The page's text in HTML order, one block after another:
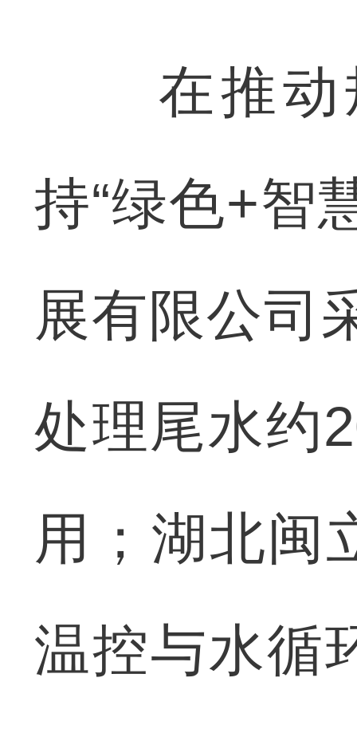
在推动规
持“绿色+智
展有限公司
处理尾水约
用；湖北闽
温控与水循